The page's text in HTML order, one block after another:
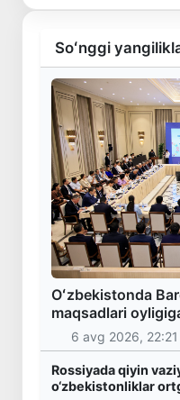
Soʻnggi
Oʻzbekistonda
maqsadlari
6 avg 2026, 22:21
Rossiyada qiyin
o‘zbekistonliklar